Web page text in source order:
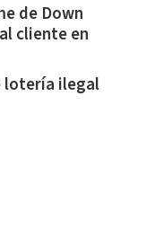
de Down
cliente en
lotería ilegal